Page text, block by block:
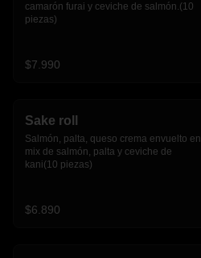
camarón furai y ceviche de salmón.(10
piezas)
$7.990
Sake roll
Salmón, palta, queso crema envuelto en
mix de salmón, palta y ceviche de
kani(10 piezas)
$6.890